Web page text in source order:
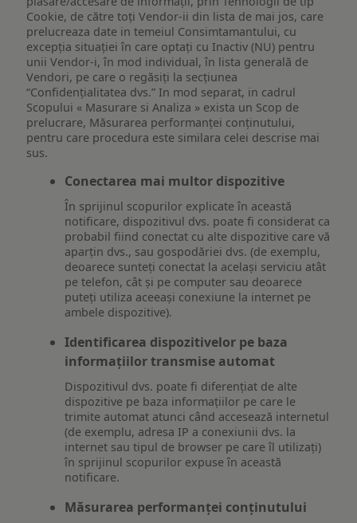
Cookie, de către toți Vendor-ii din lista de mai jos, care
prelucreaza date in temeiul Consimtamantului, cu
excepția situației în care optați cu Inactiv (NU) pentru
unii Vendor-i, în mod individual, în lista generală de
Vendori, pe care o regăsiți la secțiunea
“Confidențialitatea dvs.” In mod separat, in cadrul
Scopului « Masurare si Analiza » exista un Scop de
prelucrare, Măsurarea performanței conținutului,
pentru care procedura este similara celei descrise mai
sus.
Conectarea mai multor dispozitive
În sprijinul scopurilor explicate în această
notificare, dispozitivul dvs. poate fi considerat ca
probabil fiind conectat cu alte dispozitive care vă
aparțin dvs., sau gospodăriei dvs. (de exemplu,
deoarece sunteți conectat la același serviciu atât
pe telefon, cât și pe computer sau deoarece
puteți utiliza aceeași conexiune la internet pe
ambele dispozitive).
Identificarea dispozitivelor pe baza
informațiilor transmise automat
Dispozitivul dvs. poate fi diferențiat de alte
dispozitive pe baza informațiilor pe care le
trimite automat atunci când accesează internetul
(de exemplu, adresa IP a conexiunii dvs. la
internet sau tipul de browser pe care îl utilizați)
în sprijinul scopurilor expuse în această
notificare.
Măsurarea performanței conținutului